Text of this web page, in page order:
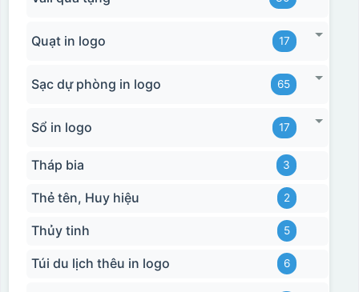
Quạt in logo 17
Sạc dự phòng in logo 65
Sổ in logo 17
Tháp bia 3
Thẻ tên, Huy hiệu 2
Thủy tinh 5
Túi du lịch thêu in logo 6